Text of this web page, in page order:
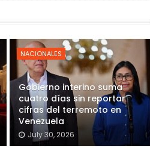
NACIONALES
Gobierno interino suma
cuatro días sin reportar
cifras del terremoto en
Venezuela
July 30, 2026